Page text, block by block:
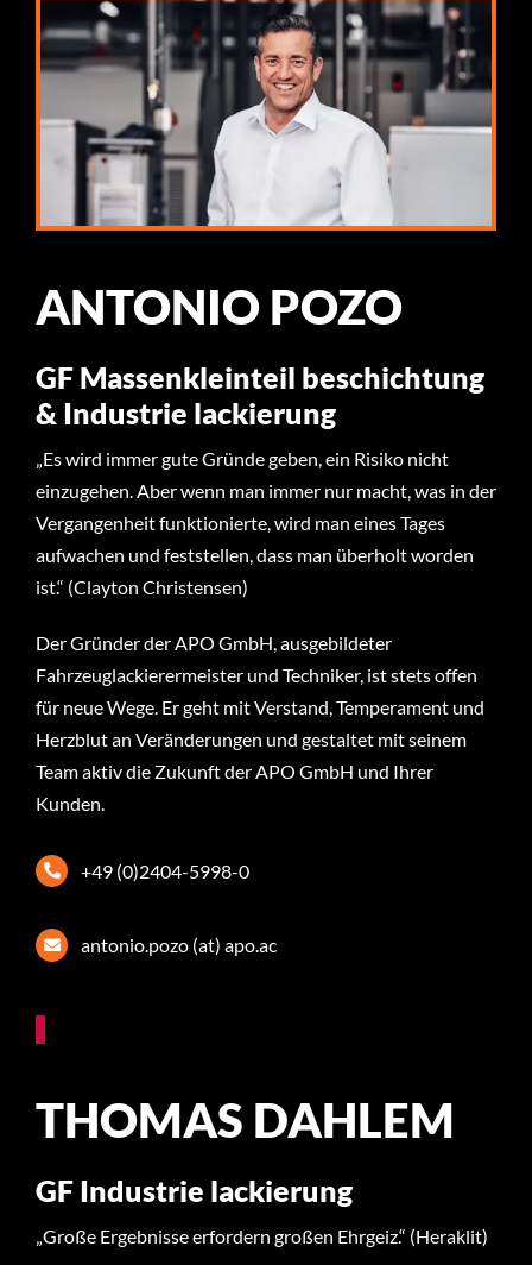
ANTONIO POZO
GF Massenkleinteil beschichtung
& Industrie lackierung
„Es wird immer gute Gründe geben, ein Risiko nicht
einzugehen. Aber wenn man immer nur macht, was in der
Vergangenheit funktionierte, wird man eines Tages
aufwachen und feststellen, dass man überholt worden
ist.“ (Clayton Christensen)
Der Gründer der APO GmbH, ausgebildeter
Fahrzeuglackierermeister und Techniker, ist stets offen
für neue Wege. Er geht mit Verstand, Temperament und
Herzblut an Veränderungen und gestaltet mit seinem
Team aktiv die Zukunft der APO GmbH und Ihrer
Kunden.
+49 (0)2404-5998-0
antonio.pozo (at) apo.ac
THOMAS DAHLEM
GF Industrie lackierung
„Große Ergebnisse erfordern großen Ehrgeiz.“ (Heraklit)